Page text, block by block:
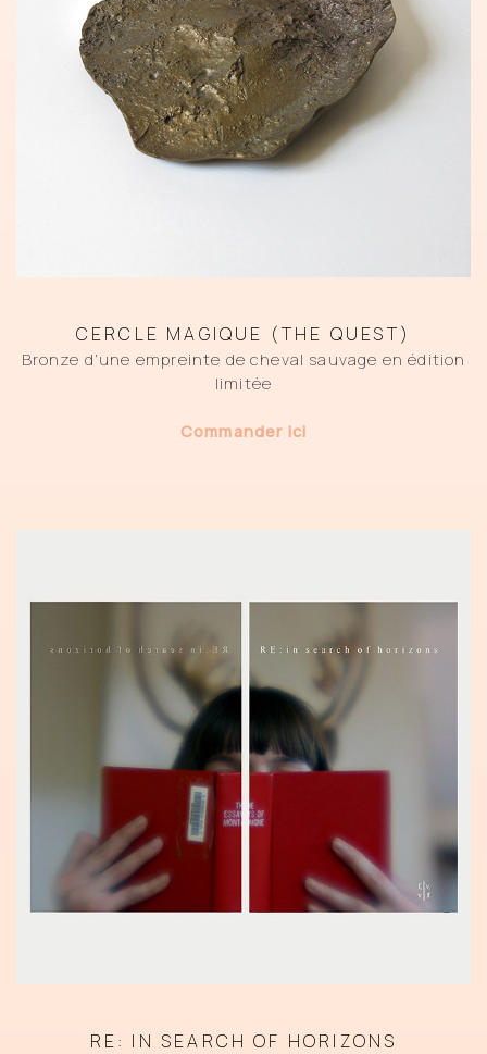
CERCLE MAGIQUE (THE QUEST)
Bronze d’une empreinte de cheval sauvage en édition
limitée
Commander ici
RE: IN SEARCH OF HORIZONS